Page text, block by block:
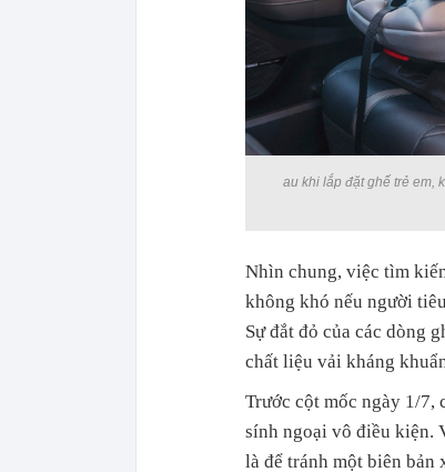
au khi lắp đặt ghế trẻ em,
Nhìn chung, việc tìm
không khó nếu người
Sự đắt đỏ của các dòng
chất liệu vải kháng
Trước cột mốc ngày 1/7,
sính ngoại vô điều kiện.
là để tránh một biên bản